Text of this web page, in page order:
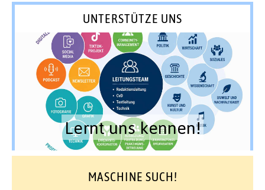
UNTERSTÜTZE UNS
Lernt uns kennen!
MASCHINE SUCH!